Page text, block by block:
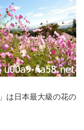
は日本最大級の花の